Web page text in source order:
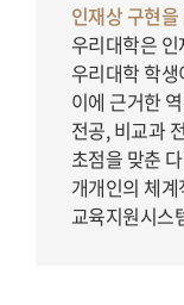
인재상 구현
우리대학은
우리대학 학
이에 근거한
전공, 비교과
초점을 맞춘
개개인의 체
교육지원시스